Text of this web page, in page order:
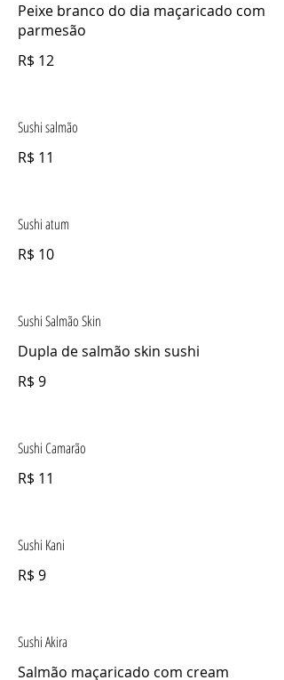
Peixe branco do dia maçaricado com
parmesão
R$ 12
Sushi salmão
R$ 11
Sushi atum
R$ 10
Sushi Salmão Skin
Dupla de salmão skin sushi
R$ 9
Sushi Camarão
R$ 11
Sushi Kani
R$ 9
Sushi Akira
Salmão maçaricado com cream